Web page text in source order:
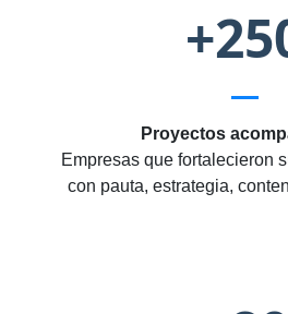
Proyectos
Empresas que fortalecieron
con pauta, estrategia,